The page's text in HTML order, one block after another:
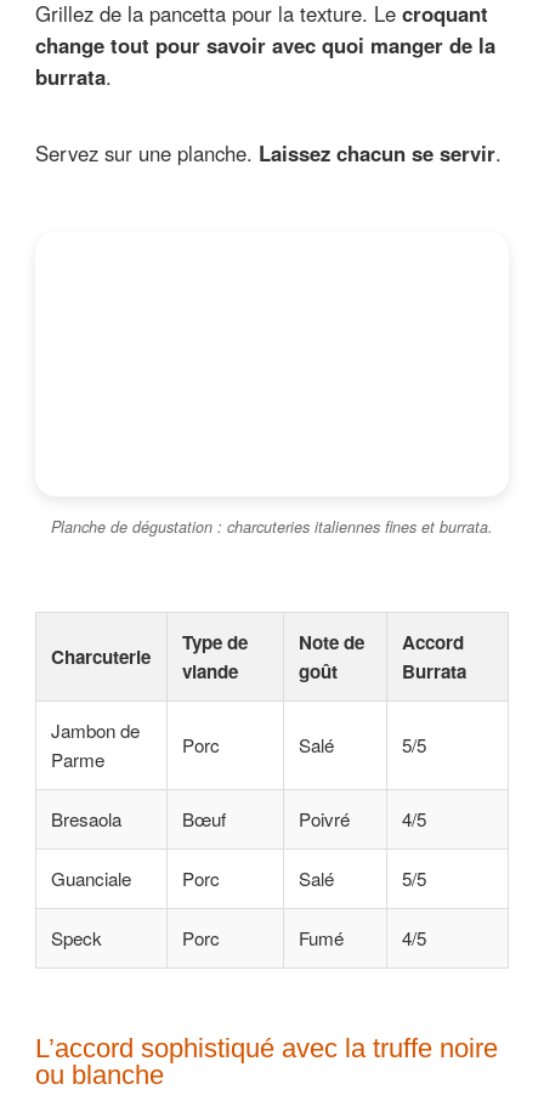
Grillez de la pancetta pour la texture. Le croquant
change tout pour savoir avec quoi manger de la
burrata.
Servez sur une planche. Laissez chacun se servir.
Planche de dégustation : charcuteries italiennes fines et burrata.
Charcuterie
Type de
viande
Note de
goût
Accord
Burrata
Jambon de
Parme
Porc Salé 5/5
Bresaola Bœuf Poivré 4/5
Guanciale Porc Salé 5/5
Speck Porc Fumé 4/5
L’accord sophistiqué avec la truffe noire
ou blanche